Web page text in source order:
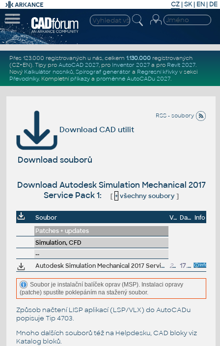
CZ | SK| EN | DE
Přes 123.000 registrovaných u nás, celkem 1.130.000registrovaných
(CZ+EN). Tipy pro AutoCAD 2027, pro Inventor 2027a pro Revit 2027.
Nový Kalkulátor nosníků, Spirograf generátor a Regresní křivkyv sekci
Převodníky. Kompletní příkazya proměnné AutoCADu 2027.
RSS - soubory
Download CAD utilit
Download souborů
Download Autodesk Simulation Mechanical 2017
Service Pack 1:
[ + všechny soubory]
Soubor Velikost Datum Info
Patches + updates
Simulation, CFD
--
Autodesk Simulation Mechanical 2017 Service Pack 1 24MB 17.6.2016
Soubor je instalační balíček oprav (MSP). Instalaci opravy
(patche) spustíte poklepáním na stažený soubor.
Způsob načtení LISP aplikací (LSP/VLX) do AutoCADu
popisuje Tip 4703.
Mnoho dalších souborů též na Helpdesku, CAD bloky viz
Katalog bloků.